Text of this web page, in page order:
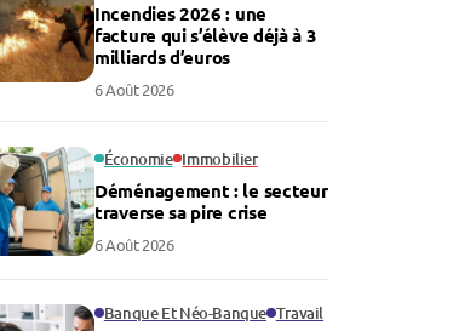
Incendies 2026 : une
facture qui s’élève déjà à 3
milliards d’euros
6 Août 2026
Économie Immobilier
Déménagement : le secteur
traverse sa pire crise
6 Août 2026
Banque Et Néo-Banque Travail